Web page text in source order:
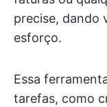
precise, dando
esforço.
Essa
tarefas, como